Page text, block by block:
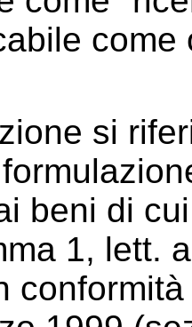
si
beni di
1, lett.